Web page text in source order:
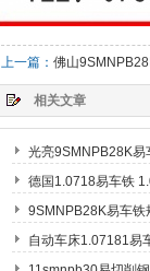
上一篇： 佛山
相关文章
光亮9SMNPB28K易
德国1.0718易车铁
9SMNPB28K易车铁
自动车床1.07181易